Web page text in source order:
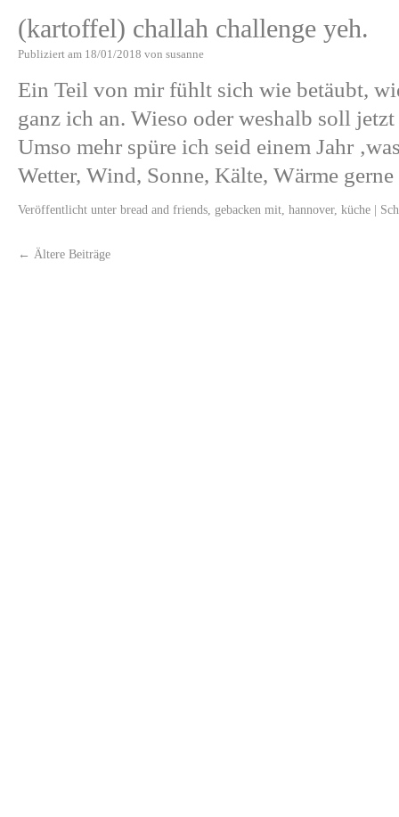
(kartoffel) challah challenge yeh.
Publiziert am 18/01/2018 von susanne
Ein Teil von mir fühlt sich wie betäubt,
ganz ich an. Wieso oder weshalb soll
Umso mehr spüre ich seid einem Jahr
Wetter, Wind, Sonne, Kälte, Wärme
Veröffentlicht unter bread and friends gebacken mit hannover, küche |
← Ältere Beiträge